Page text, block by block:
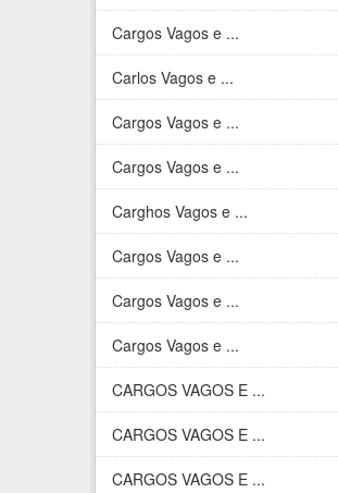
Cargos Vagos e ...
Carlos Vagos e ...
Cargos Vagos e ...
Cargos Vagos e ...
Carghos Vagos e ...
Cargos Vagos e ...
Cargos Vagos e ...
Cargos Vagos e ...
CARGOS VAGOS E ...
CARGOS VAGOS E ...
CARGOS VAGOS E ...